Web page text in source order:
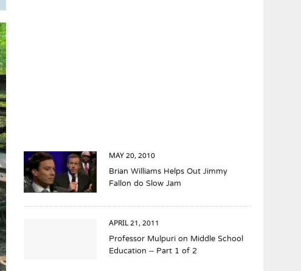
MAY 20, 2010
Brian Williams Helps Out Jimmy
Fallon do Slow Jam
APRIL 21, 2011
Professor Mulpuri on Middle School
Education – Part 1 of 2